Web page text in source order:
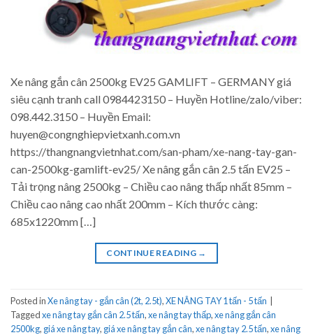
Xe nâng gắn cân 2500kg EV25 GAMLIFT – GERMANY giá
siêu cạnh tranh call 0984423150 – Huyền Hotline/zalo/viber:
098.442.3150 – Huyền Email:
huyen@congnghiepvietxanh.com.vn
https://thangnangvietnhat.com/san-pham/xe-nang-tay-gan-
can-2500kg-gamlift-ev25/ Xe nâng gắn cân 2.5 tấn EV25 –
Tải trọng nâng 2500kg – Chiều cao nâng thấp nhất 85mm –
Chiều cao nâng cao nhất 200mm – Kích thước càng:
685x1220mm […]
CONTINUE READING →
Posted inXe nâng tay - gắn cân (2t, 2.5t),XE NÂNG TAY 1 tấn - 5 tấn
Taggedxe nâng tay gắn cân 2.5 tấn,xe nâng tay thấp,xe nâng gắn cân
2500kg, giá xe nâng tay, giá xe nâng tay gắn cân,xe nâng tay 2.5 tấn,xe nâng